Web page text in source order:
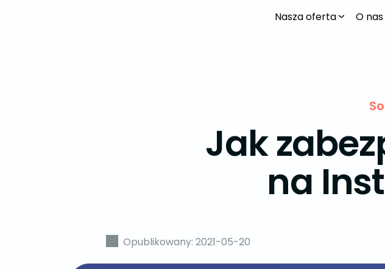
Nasza oferta O nas
Jak
na
Opublikowany: 2021-05-20